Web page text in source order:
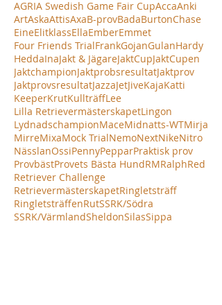
AGRIA Swedish Game Fair CupAccaAnki
ArtAskaAttisAxaB-provBadaBurtonChase
EineElitklassEllaEmberEmmet
Four Friends TrialFrankGojanGulanHardy
HeddaInaJakt & JägareJaktCupJaktCupen
JaktchampionJaktprobsresultatJaktprov
JaktprovsresultatJazzaJetJiveKajaKatti
KeeperKrutKullträffLee
Lilla RetrievermästerskapetLingon
LydnadschampionMaceMidnatts-WTMirja
MirreMixaMock TrialNemoNextNikeNitro
NässlanOssiPennyPepparPraktisk prov
ProvbästProvets Bästa HundRMRalphRed
Retriever Challenge
RetrievermästerskapetRingletsträff
RingletsträffenRutSSRK/Södra
SSRK/VärmlandSheldonSilasSippa